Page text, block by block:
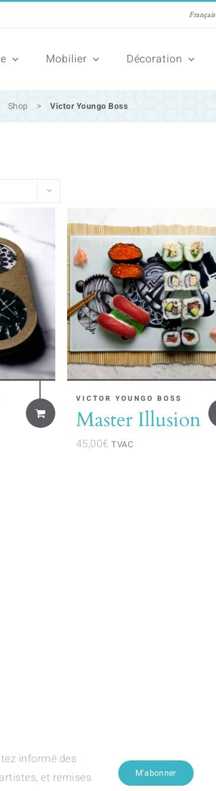
Français
Mobilier Décoration
Shop > Victor Youngo Boss
VICTOR YOUNGO BOSS
Master Illusion
45,00€ TVAC
informé des
et remises
M’abonner